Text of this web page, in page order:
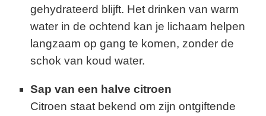
gehydrateerd blijft. Het drinken van warm
water in de ochtend kan je lichaam helpen
langzaam op gang te komen, zonder de
schok van koud water.
Sap van een halve citroen
Citroen staat bekend om zijn ontgiftende